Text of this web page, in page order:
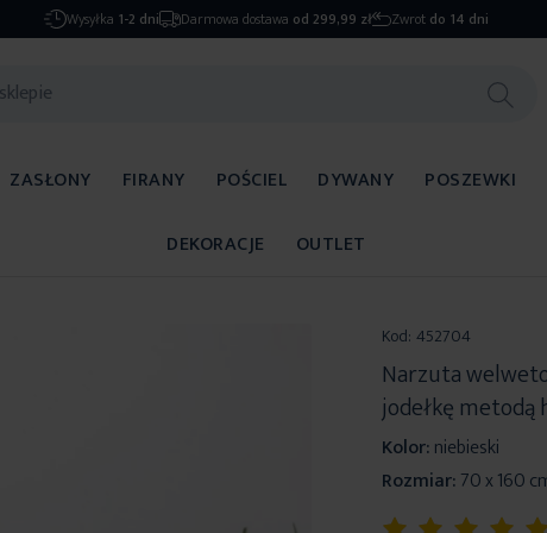
Wysyłka 1-2 dni Darmowa dostawa od 299,99 zł Zwrot do 14 dni
ZASŁONY FIRANY POŚCIEL DYWANY POSZEWKI
DEKORACJE
OUTLET
Kod: 452704
Narzuta
jodełkę metodą
Kolor:niebieski
Rozmiar:70 x 160
Ocena: